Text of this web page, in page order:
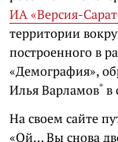
ИА «Версия-
территории
построенного в
«Демография»,
Илья Варламов* в
На своем сайте
«Ой… Вы снова